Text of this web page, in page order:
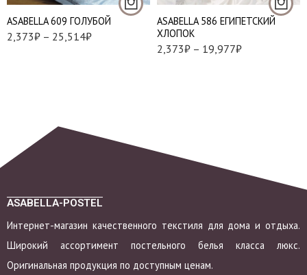
АSABELLA 609 ГОЛУБОЙ
2,373₽ – 25,514₽
Наволочки 70х70 см
- 2 шт
АSABELLA 586 ЕГИПЕТСКИЙ
ХЛОПОК
2,373₽ – 19,977₽
ASABELLA-POSTEL
Интернет-магазин качественного текстиля для дома и отдыха.
Широкий ассортимент постельного белья класса люкс.
Оригинальная продукция по доступным ценам.